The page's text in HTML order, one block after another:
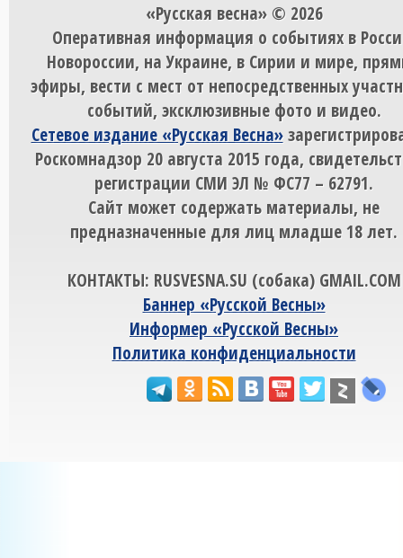
«Русская весна» © 2026
Оперативная информация о событиях в
Новороссии, на Украине, в Сирии и мире,
эфиры, вести с мест от непосредственных
событий, эксклюзивные фото и видео.
Сетевое издание «Русская Весна»
Роскомнадзор 20 августа 2015 года,
регистрации СМИ ЭЛ № ФС77 – 62791.
Сайт может содержать материалы, не
предназначенные для лиц младше 18 лет.
КОНТАКТЫ: RUSVESNA.SU (собака) GMAIL.COM
Баннер «Русской Весны»
Информер «Русской Весны»
Политика конфиденциальности